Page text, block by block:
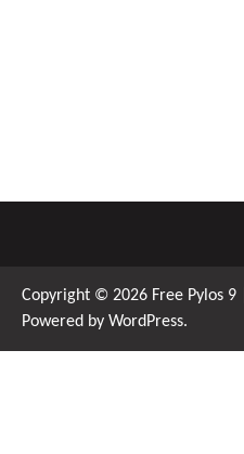
Copyright © 2026 Free Pylos 9
Powered by WordPress.